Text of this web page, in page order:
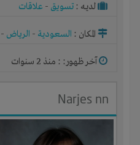
لديـه : تسويق - علاقات
المكان : السعودية - الرياض -
آخر ظهور: : منذ 2 سنوات
Narjes nn